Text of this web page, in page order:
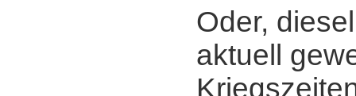
Oder,
aktuell